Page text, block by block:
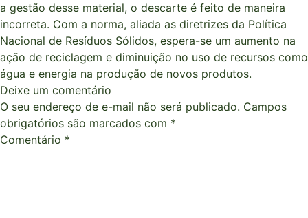
a gestão desse material, o descarte é feito de maneira
incorreta. Com a norma, aliada as diretrizes da Política
Nacional de Resíduos Sólidos, espera-se um aumento na
ação de reciclagem e diminuição no uso de recursos como
água e energia na produção de novos produtos.
Deixe um comentário
O seu endereço de e-mail não será publicado. Campos
obrigatórios são marcados com *
Comentário *